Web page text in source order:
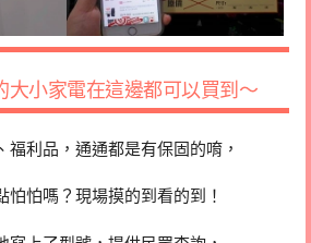
大小家電在這邊都可以買到～
福利品，通通都是有保固的唷，
怕怕嗎？現場摸的到看的到！